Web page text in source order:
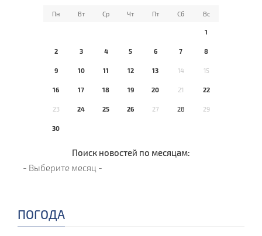
Пн Вт Ср Чт Пт Сб Вс
1
2 3 4 5 6 7 8
9 10 11 12 13 14 15
16 17 18 19 20 21 22
23 24 25 26 27 28 29
30
Поиск новостей по месяцам:
ПОГОДА